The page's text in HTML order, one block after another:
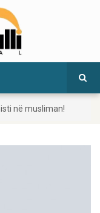
në musliman!